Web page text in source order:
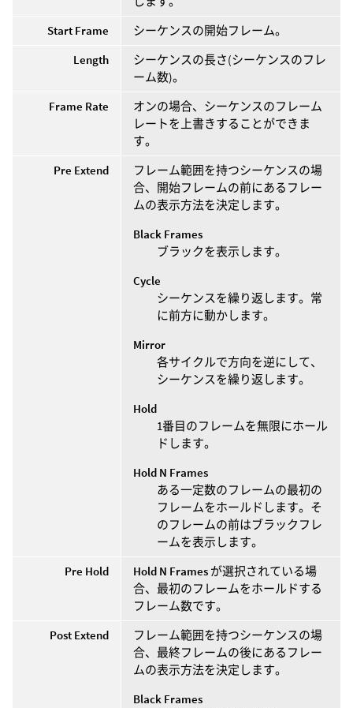
Start Frame
シーケンスの開始フレーム。
Length
シーケンスの長さ(シーケンスのフレ
ーム数)。
Frame Rate
オンの場合、シーケンスのフレーム
レートを上書きすることができま
す。
Pre Extend
フレーム範囲を持つシーケンスの場
合、開始フレームの前にあるフレー
ムの表示方法を決定します。
Black Frames
ブラックを表示します。
Cycle
シーケンスを繰り返します。常
に前方に動かします。
Mirror
各サイクルで方向を逆にして、
シーケンスを繰り返します。
Hold
1番目のフレームを無限にホール
ドします。
Hold N Frames
ある一定数のフレームの最初の
フレームをホールドします。そ
のフレームの前はブラックフレ
ームを表示します。
Pre Hold
Hold N Frames が選択されている場
合、最初のフレームをホールドする
フレーム数です。
Post Extend
フレーム範囲を持つシーケンスの場
合、最終フレームの後にあるフレー
ムの表示方法を決定します。
Black Frames